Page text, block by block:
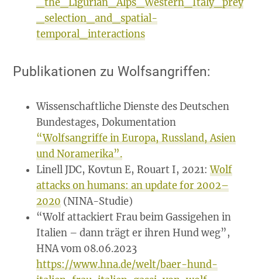
_the_Ligurian_Alps_Western_Italy_prey
_selection_and_spatial-
temporal_interactions
Publikationen zu Wolfsangriffen:
Wissenschaftliche Dienste des Deutschen
Bundestages, Dokumentation
“Wolfsangriffe in Europa, Russland, Asien
und Noramerika”.
Linell JDC, Kovtun E, Rouart I, 2021:Wolf
attacks on humans: an update for 2002–
2020 (NINA-Studie)
“Wolf attackiert Frau beim Gassigehen in
Italien – dann trägt er ihren Hund weg”,
HNA vom 08.06.2023
https://www.hna.de/welt/baer-hund-